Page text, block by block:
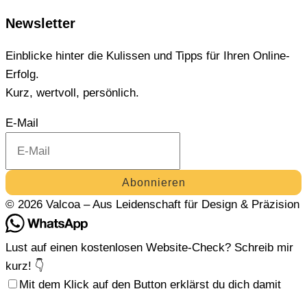
Newsletter
Einblicke hinter die Kulissen und Tipps für Ihren Online-
Erfolg.
Kurz, wertvoll, persönlich.
E-Mail
Abonnieren
© 2026 Valcoa – Aus Leidenschaft für Design & Präzision
Lust auf einen kostenlosen Website-Check? Schreib mir
kurz! 👇
Mit dem Klick auf den Button erklärst du dich damit